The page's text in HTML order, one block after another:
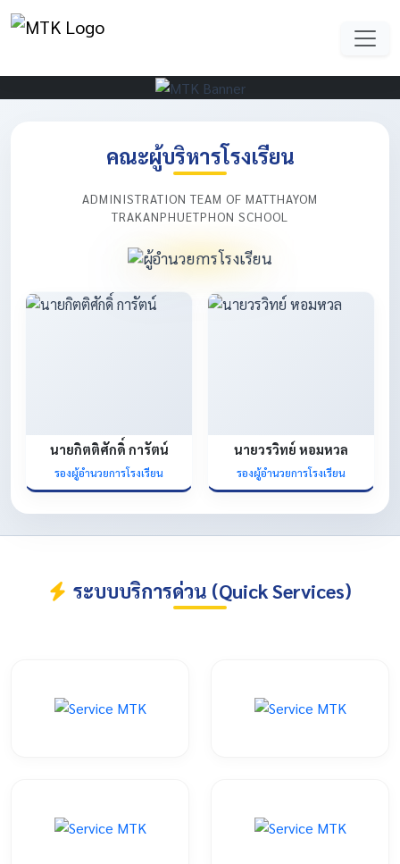
คณะผู้บริหารโรงเรียน
ADMINISTRATION TEAM OF MATTHAYOM
TRAKANPHUETPHON SCHOOL
นายกิตติศักดิ์ การัตน์
รองผู้อำนวยการโรงเรียน
นายวรวิทย์ หอมหวล
รองผู้อำนวยการโรงเรียน
ระบบบริการด่วน (Quick Services)